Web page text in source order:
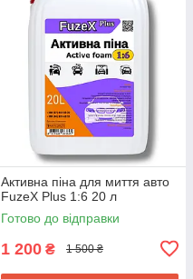
Активна піна для миття авто
FuzeX Plus 1:6 20 л
Готово до відправки
1 200 ₴ 1 500 ₴